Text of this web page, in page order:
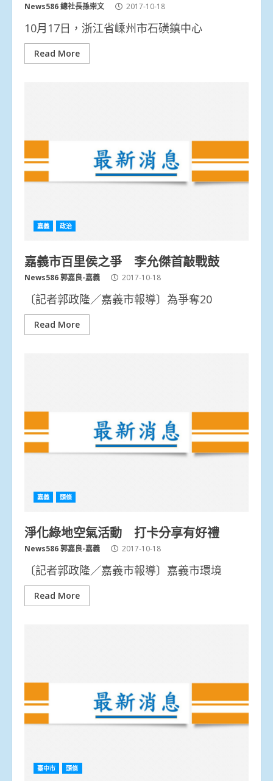
News586 總社長孫崇文 2017-10-18
10月17日，浙江省嵊州市石磺鎮中心
Read More
嘉義 政治
嘉義市百里侯之爭 李允傑首敲戰鼓
News586 郭嘉良-嘉義 2017-10-18
〔記者郭政隆／嘉義市報導〕為爭奪20
Read More
嘉義 頭條
淨化綠地空氣活動 打卡分享有好禮
News586 郭嘉良-嘉義 2017-10-18
〔記者郭政隆／嘉義市報導〕嘉義市環境
Read More
臺中市 頭條